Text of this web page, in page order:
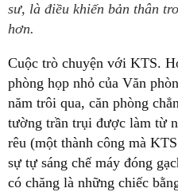
sư, là điều khiến bản thân
hơn.
Cuộc trò chuyện với KTS.
phòng họp nhỏ của Văn
năm trôi qua, căn phòng
tường trần trụi được làm từ
rêu (một thành công mà
sự tự sáng chế máy đóng
có chăng là những chiếc